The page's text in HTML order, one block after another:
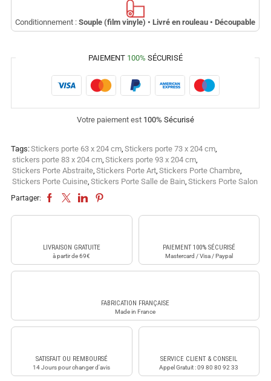
Conditionnement : Souple (film vinyle) • Livré en rouleau • Découpable
PAIEMENT 100% SÉCURISÉ
Votre paiement est 100% Sécurisé
Tags:Stickers porte 63 x 204 cm Stickers porte 73 x 204 cm
stickers porte 83 x 204 cm Stickers porte 93 x 204 cm
Stickers Porte Abstraite Stickers Porte Art Stickers Porte Chambre
Stickers Porte Cuisine Stickers Porte Salle de Bain Stickers Porte Salon
Partager:
LIVRAISON GRATUITE
à partir de 69€
PAIEMENT 100% SÉCURISÉ
Mastercard / Visa / Paypal
FABRICATION FRANÇAISE
Made in France
SATISFAIT OU REMBOURSÉ
14 Jours pour changer d'avis
SERVICE CLIENT & CONSEIL
Appel Gratuit : 09 80 80 92 33